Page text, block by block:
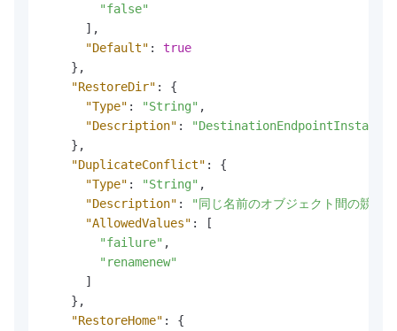
"false"
] ,
"Default" :
true
} ,
"RestoreDir" :
{
"Type" : "String" ,
"Description" :
} ,
"DuplicateConflict" :
{
"Type" : "String" ,
"Description" :
"同じ名前のオブジェクト間の競
"AllowedValues" :
[
"failure" ,
"renamenew"
]
} ,
"RestoreHome" :
{